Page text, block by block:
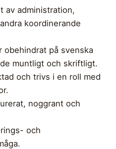
av administration,
koordinerande
obehindrat på svenska
muntligt och skriftligt.
och trivs i en roll med
noggrant och
och